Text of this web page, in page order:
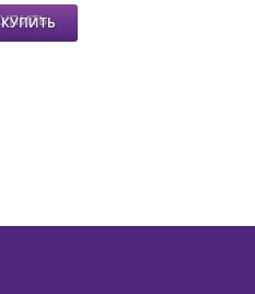
КУПИТЬ